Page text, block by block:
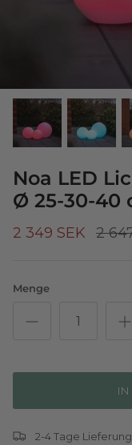
Noa LED
Ø 25-30-40
2 349 SEK 2
Menge
2-4 Tage Lieferung